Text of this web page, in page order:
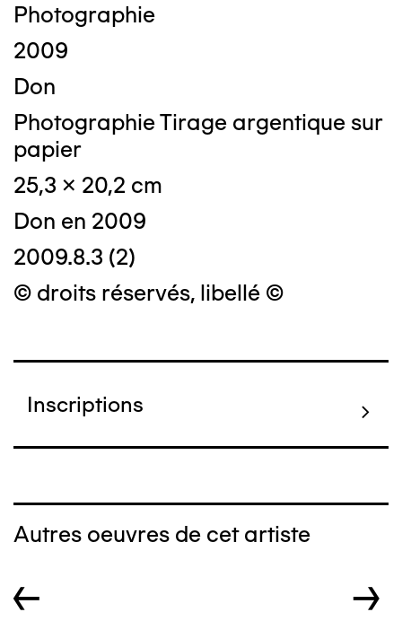
Photographie
2009
Don
Photographie Tirage argentique sur
papier
25,3 x 20,2 cm
Don en 2009
2009.8.3 (2)
© droits réservés, libellé ©
Inscriptions
Autres oeuvres de cet artiste
← →